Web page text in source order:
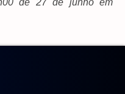
de 27 de junho em